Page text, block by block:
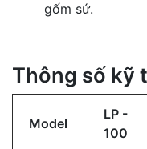
gốm sứ.
Thông số kỹ
Model
LP -
100